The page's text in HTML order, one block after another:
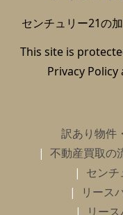
センチュリー21の
This site is
Privacy Policy
訳あり物件
不動産買取の
センチ
リース
リー